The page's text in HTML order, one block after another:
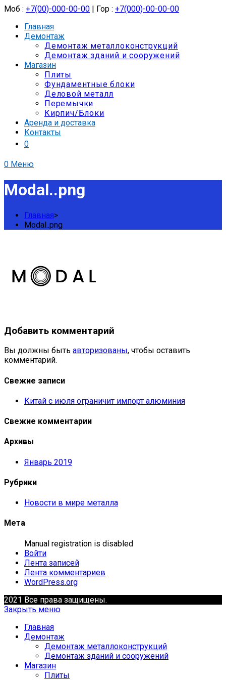
Моб : +7(00)-000-00-00 | Гор : +7(000)-00-00-00
Главная
Демонтаж
Демонтаж металлоконструкций
Демонтаж зданий и сооружений
Магазин
Плиты
Фундаментные блоки
Деловой металл
Перемычки
Кирпич/Блоки
Аренда и доставка
Контакты
0
0 Меню
Modal..png
Главная>
Modal..png
Добавить комментарий
Вы должны быть авторизованы, чтобы оставить
комментарий.
Свежие записи
Китай с июля ограничит импорт алюминия
Свежие комментарии
Архивы
Январь 2019
Рубрики
Новости в мире металла
Мета
Manual registration is disabled
Войти
Лента записей
Лента комментариев
WordPress.org
2021 Все права защищены.
Закрыть меню
Главная
Демонтаж
Демонтаж металлоконструкций
Демонтаж зданий и сооружений
Магазин
Плиты